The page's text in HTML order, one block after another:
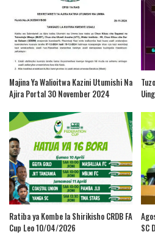
Majina Ya Walioitwa Kazini Utumishi Na
Ajira Portal 30 November 2024
Ratiba ya Kombe la Shirikisho CRDB FA
Cup Leo 10/04/2026
SC